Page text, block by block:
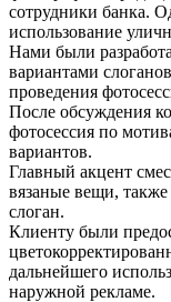
сотрудники банка.
использование
Нами были
вариантами
проведения
После обсуждения
фотосессия по
вариантов.
Главный акцент
вязаные вещи,
слоган.
Клиенту были
дальнейшего
наружной рекламе.